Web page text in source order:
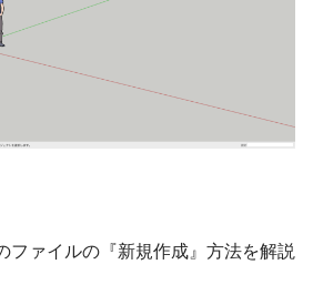
ファイルの『新規作成』方法を解説